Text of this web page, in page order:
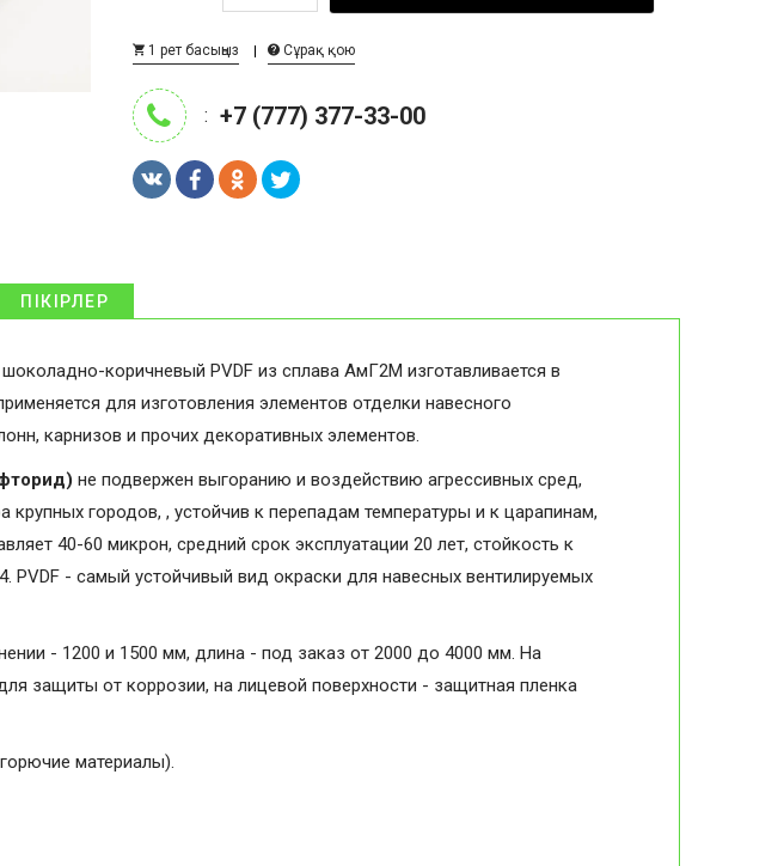
1 рет басыңыз Сұрақ қою
: +7 (777) 377-33-00
ПІКІРЛЕР
коричневый PVDF из сплава АмГ2М изготавливается в
для изготовления элементов отделки навесного
карнизов и прочих декоративных элементов.
не подвержен выгоранию и воздействию агрессивных сред,
крупных городов, , устойчив к перепадам температуры и к царапинам,
40-60 микрон, средний срок эксплуатации 20 лет, стойкость к
PVDF - самый устойчивый вид окраски для навесных вентилируемых
- 1200 и 1500 мм, длина - под заказ от 2000 до 4000 мм. На
защиты от коррозии, на лицевой поверхности - защитная пленка
материалы).